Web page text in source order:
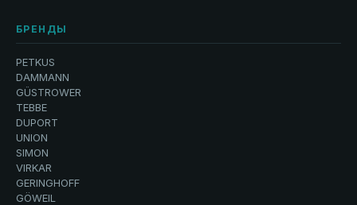
БРЕНДЫ
PETKUS
DAMMANN
GÜSTROWER
TEBBE
DUPORT
UNION
SIMON
VIRKAR
GERINGHOFF
GÖWEIL